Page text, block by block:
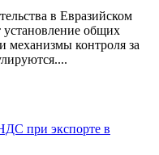
в Евразийском
установление общих
контроля за